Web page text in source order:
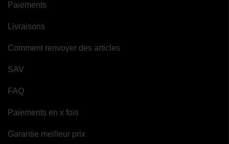
Paiements
Livraisons
Comment renvoyer des articles
SAV
FAQ
Paiements en x fois
Garantie meilleur prix